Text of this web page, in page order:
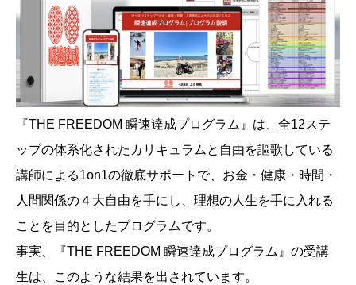
『THE FREEDOM 瞬速達成プログラム』は、全12ステ
ップの体系化されたカリキュラムと自由を謳歌している
講師による1on1の徹底サポートで、お金・健康・時間・
人間関係の４大自由を手にし、理想の人生を手に入れる
ことを目的としたプログラムです。
事実、『THE FREEDOM 瞬速達成プログラム』の受講
生は、このような結果を出されています。